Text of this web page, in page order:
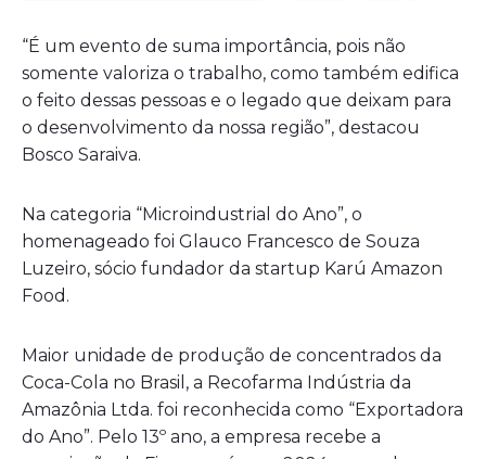
“É um evento de suma importância, pois não
somente valoriza o trabalho, como também edifica
o feito dessas pessoas e o legado que deixam para
o desenvolvimento da nossa região”, destacou
Bosco Saraiva.
Na categoria “Microindustrial do Ano”, o
homenageado foi Glauco Francesco de Souza
Luzeiro, sócio fundador da startup Karú Amazon
Food.
Maior unidade de produção de concentrados da
Coca-Cola no Brasil, a Recofarma Indústria da
Amazônia Ltda. foi reconhecida como “Exportadora
do Ano”. Pelo 13º ano, a empresa recebe a